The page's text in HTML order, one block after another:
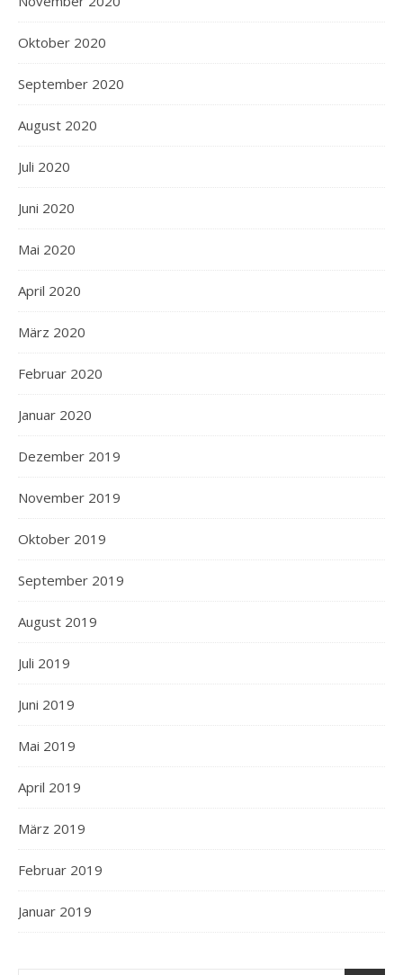
Oktober 2020
September 2020
August 2020
Juli 2020
Juni 2020
Mai 2020
April 2020
März 2020
Februar 2020
Januar 2020
Dezember 2019
November 2019
Oktober 2019
September 2019
August 2019
Juli 2019
Juni 2019
Mai 2019
April 2019
März 2019
Februar 2019
Januar 2019